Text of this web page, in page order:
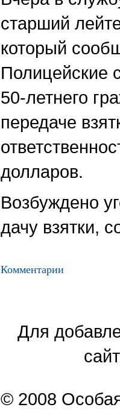
старший
который
Полицейские
50-летнего
передаче
долларов.
Возбуждено
дачу взятки,
Комментарии
Для
© 2008